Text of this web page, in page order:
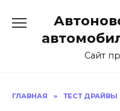
содержанию
Сайт
ГЛАВНАЯ » ТЕСТ ДРАЙВЫ